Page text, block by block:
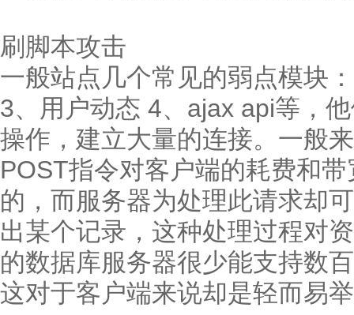
刷脚本攻击
一般站点几个常见的弱点模块
3、用户动态 4、ajax api等，
操作，建立大量的连接。一般
POST指令对客户端的耗费和
的，而服务器为处理此请求却
出某个记录，这种处理过程对
的数据库服务器很少能支持数
这对于客户端来说却是轻而易